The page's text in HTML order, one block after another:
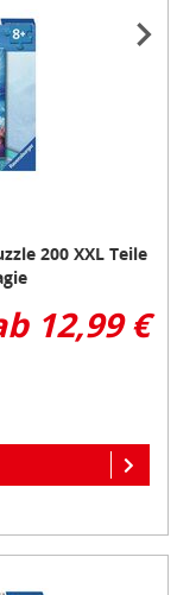
200 XXL Teile
12,99 €